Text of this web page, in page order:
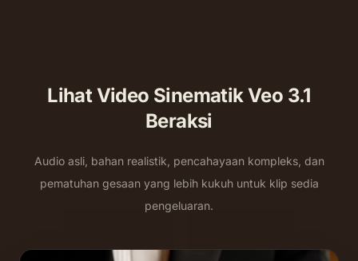
Lihat Video Sinematik Veo 3.1
Beraksi
Audio asli, bahan realistik, pencahayaan kompleks, dan
pematuhan gesaan yang lebih kukuh untuk klip sedia
pengeluaran.